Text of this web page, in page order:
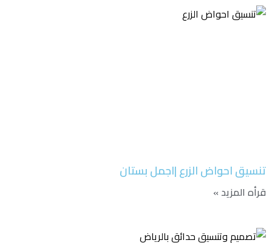
تنسيق احواض الزرع |اجمل بستان
قرأه المزيد »